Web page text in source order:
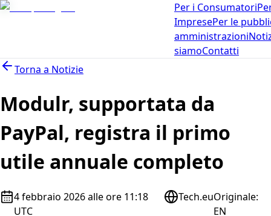
Per i Consumatori
ImpresePer le
amministrazioni
siamoContatti
Torna a Notizie
Modulr, supportata da
PayPal, registra il primo
utile annuale completo
4 febbraio 2026 alle ore 11:18
UTC
Tech.euOriginale:
EN